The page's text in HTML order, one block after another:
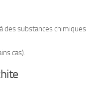
des substances chimiques
cas).